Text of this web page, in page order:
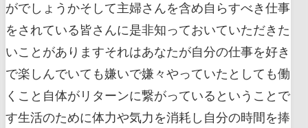
がでしょうかそして主婦さんを含め自らすべき仕事
をされている皆さんに是非知っておいていただきた
いことがありますそれはあなたが自分の仕事を好き
で楽しんでいても嫌いで嫌々やっていたとしても働
くこと自体がリターンに繋がっているということで
す生活のために体力や気力を消耗し自分の時間を捧